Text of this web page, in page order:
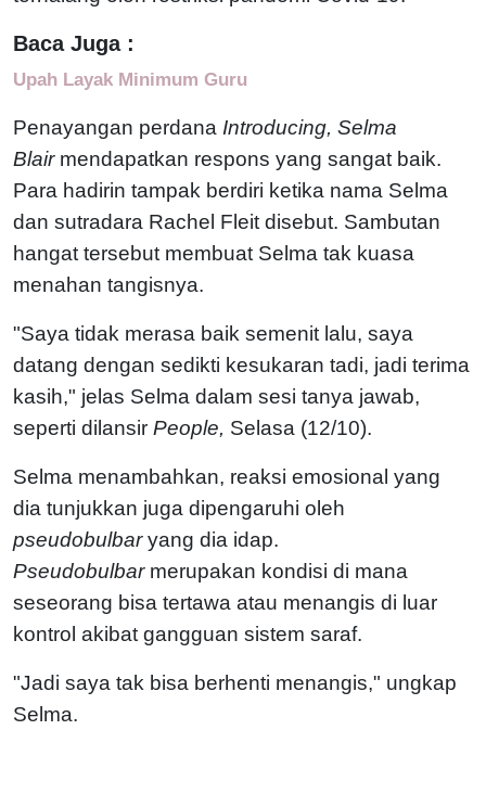
Baca Juga :
Upah Layak Minimum Guru
Penayangan perdana Introducing, Selma
Blairmendapatkan respons yang sangat baik.
Para hadirin tampak berdiri ketika nama Selma
dan sutradara Rachel Fleit disebut. Sambutan
hangat tersebut membuat Selma tak kuasa
menahan tangisnya.
"Saya tidak merasa baik semenit lalu, saya
datang dengan sedikti kesukaran tadi, jadi terima
kasih," jelas Selma dalam sesi tanya jawab,
seperti dilansir People, Selasa (12/10).
Selma menambahkan, reaksi emosional yang
dia tunjukkan juga dipengaruhi oleh
pseudobulbaryang dia idap.
Pseudobulbarmerupakan kondisi di mana
seseorang bisa tertawa atau menangis di luar
kontrol akibat gangguan sistem saraf.
"Jadi saya tak bisa berhenti menangis," ungkap
Selma.